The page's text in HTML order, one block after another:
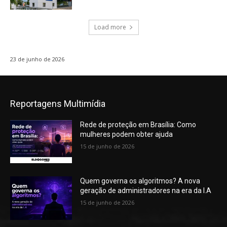
Load more
23 de junho de 2026
Reportagens Multimídia
Rede de proteção em Brasília: Como
mulheres podem obter ajuda
15 de junho de 2026
Quem governa os algoritmos? A nova
geração de administradores na era da I.A
15 de junho de 2026